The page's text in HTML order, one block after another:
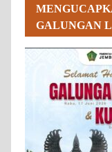
GALUNGAN